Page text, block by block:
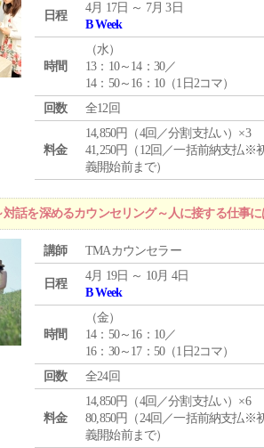
日程
4月 17日 ～ 7月 3日
B Week
時間
（水）
13：10～14：30／
14：50～16：10（1日2コマ）
回数
全12回
料金
14,850円（4回／分割支払い）×3
41,250円（12回／一括前納支払※
義開始前まで）
話を深めるカウンセリング～人に接する仕事
講師 TMAカウンセラー
日程
4月 19日 ～ 10月 4日
B Week
時間
（金）
14：50～16：10／
16：30～17：50（1日2コマ）
回数
全24回
料金
14,850円（4回／分割支払い）×6
80,850円（24回／一括前納支払※
義開始前まで）